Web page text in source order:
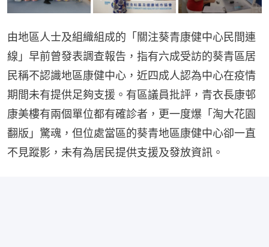
由地區人士及組織組成的「關注葵青康健中心民間連
線」早前曾發表調查報告，指有六成受訪的葵青區居
民稱不認識地區康健中心，近四成人認為中心在疫情
期間未有提供足夠支援。有區議員批評，青衣長康邨
康美樓有兩個單位都有確診者，更一度爆「淘大花園
翻版」驚魂，但位處當區的葵青地區康健中心卻一直
不見蹤影，未有為居民提供支援及發放資訊。